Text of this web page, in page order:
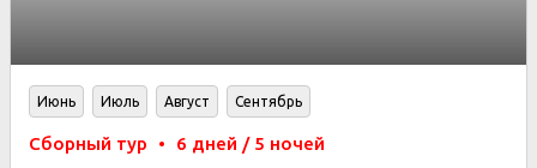
Июнь Июль Август Сентябрь
Сборный тур • 6 дней / 5 ночей